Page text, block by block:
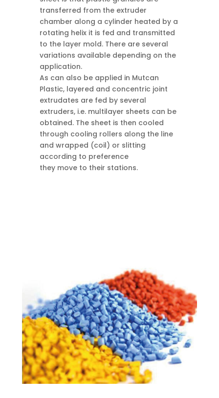
transferred from the extruder
chamber along a cylinder heated by a
rotating helix it is fed and transmitted
to the layer mold. There are several
variations available depending on the
application.
As can also be applied in Mutcan
Plastic, layered and concentric joint
extrudates are fed by several
extruders, i.e. multilayer sheets can be
obtained. The sheet is then cooled
through cooling rollers along the line
and wrapped (coil) or slitting
according to preference
they move to their stations.